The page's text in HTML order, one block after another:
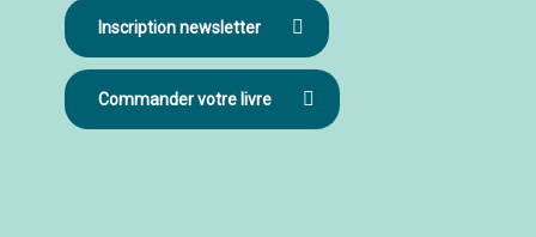
Inscription newsletter
Commander votre livre